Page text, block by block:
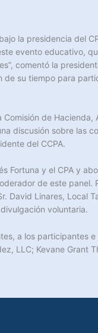
la presidencia del
evento educativo,
comentó la
su tiempo para
de
discusión sobre
del CCPA.
Fortuna y el CPA y
de este
David Linares,
voluntaria.
a los participantes
LLC; Kevane Grant